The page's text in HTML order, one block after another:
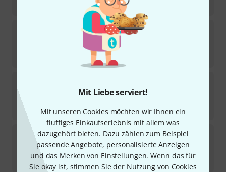
Mit Liebe serviert!
Mit unseren Cookies möchten wir Ihnen ein
fluffiges Einkaufserlebnis mit allem was
dazugehört bieten. Dazu zählen zum Beispiel
passende Angebote, personalisierte Anzeigen
und das Merken von Einstellungen. Wenn das für
Sie okay ist, stimmen Sie der Nutzung von Cookies
Quelle est Belle CompanySwallow
In 1–2 Wochen lieferbar
1
21€
Quelle est Belle CompanyHoopoe
Sofort lieferbar
21 €